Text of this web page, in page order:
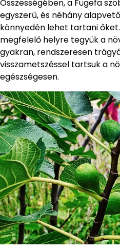
Összességében, a Fügefa
egyszerű, és néhány
könnyedén lehet tartani
megfelelő helyre tegyük a
gyakran, rendszeresen
visszametszéssel tartsuk a
egészségesen.